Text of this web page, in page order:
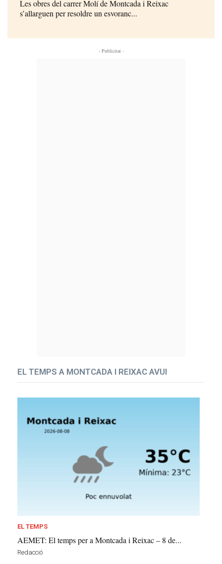
Les obres del carrer Molí de Montcada i Reixac
s’allarguen per resoldre un esvoranc...
- Publicitat -
EL TEMPS A MONTCADA I REIXAC AVUI
EL TEMPS
AEMET: El temps per a Montcada i Reixac – 8 de...
Redacció